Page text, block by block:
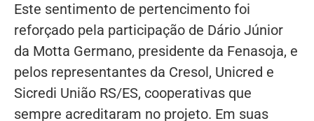
Este sentimento de pertencimento foi
reforçado pela participação de Dário Júnior
da Motta Germano, presidente da Fenasoja, e
pelos representantes da Cresol, Unicred e
Sicredi União RS/ES, cooperativas que
sempre acreditaram no projeto. Em suas